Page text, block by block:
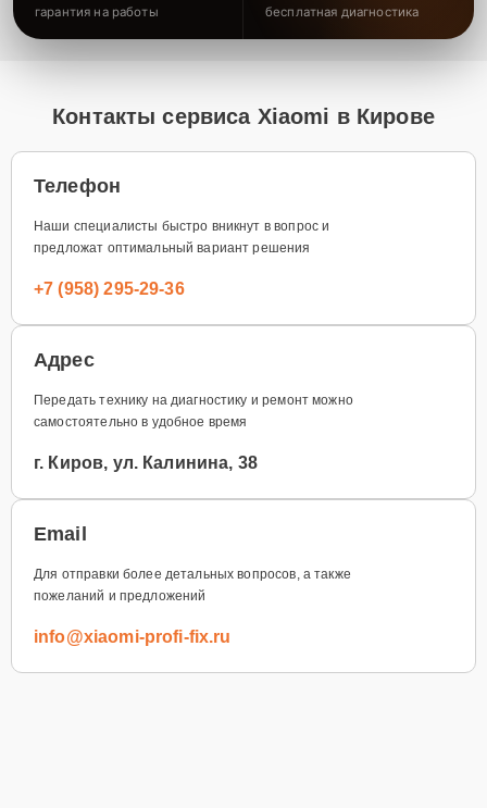
гарантия на работы бесплатная диагностика
Контакты сервиса Xiaomi в Кирове
Телефон
Наши специалисты быстро вникнут в вопрос и
предложат оптимальный вариант решения
+7 (958) 295-29-36
Адрес
Передать технику на диагностику и ремонт можно
самостоятельно в удобное время
г. Киров, ул. Калинина, 38
Email
Для отправки более детальных вопросов, а также
пожеланий и предложений
info@xiaomi-profi-fix.ru